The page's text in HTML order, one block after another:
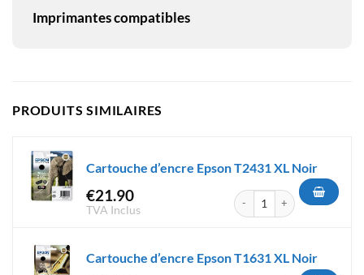
Imprimantes compatibles
PRODUITS SIMILAIRES
Cartouche d’encre Epson T2431 XL Noir
€21.90
TVA Inclus
quantité de Cartouche
Cartouche d’encre Epson T1631 XL Noir